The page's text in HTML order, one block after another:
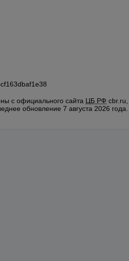
с официального сайта ЦБ РФ cbr.ru,
обновление 7 августа 2026 года.